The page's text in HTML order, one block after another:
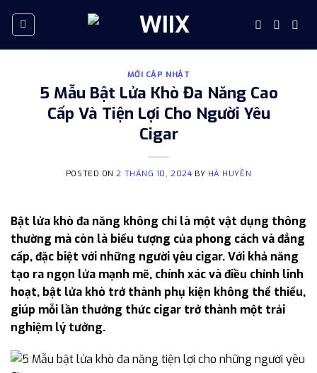
MỚI CẬP NHẬT
5 Mẫu Bật Lửa Khò Đa Năng Cao
Cấp Và Tiện Lợi Cho Người Yêu
Cigar
POSTED ON2 THÁNG 10, 2024 BY HÀ HUYỀN
Bật lửa khò đa năng không chỉ là một vật dụng thông
thường mà còn là biểu tượng của phong cách và đẳng
cấp, đặc biệt với những người yêu cigar. Với khả năng
tạo ra ngọn lửa mạnh mẽ, chính xác và điều chỉnh linh
hoạt, bật lửa khò trở thành phụ kiện không thể thiếu,
giúp mỗi lần thưởng thức cigar trở thành một trải
nghiệm lý tưởng.